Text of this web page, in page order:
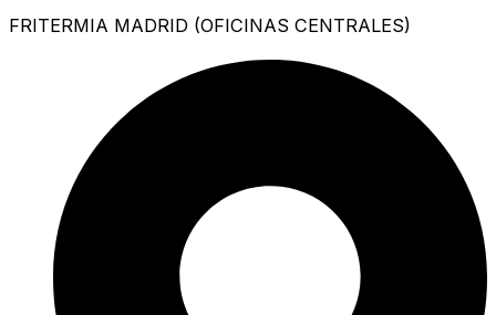
FRITERMIA MADRID (OFICINAS CENTRALES)